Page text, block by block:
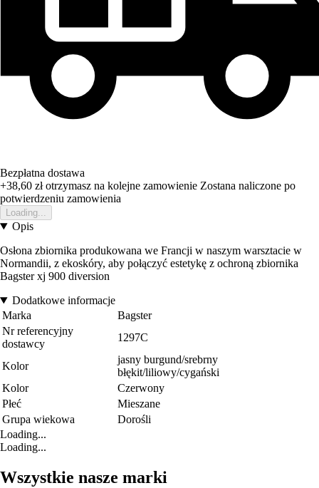
Bezpłatna dostawa
+38,60 złotrzymasz na kolejne zamowienie Zostana naliczone po
potwierdzeniu zamowienia
Loading...
Opis
Osłona zbiornika produkowana we Francji w naszym warsztacie w
Normandii, z ekoskóry, aby połączyć estetykę z ochroną zbiornika
Bagster xj 900 diversion
Dodatkowe informacje
Marka
Bagster
Nr referencyjny
dostawcy
1297C
Kolor
jasny burgund/srebrny
błękit/liliowy/cygański
Kolor
Czerwony
Płeć
Mieszane
Grupa wiekowa
Dorośli
Loading...
Loading...
Wszystkie nasze marki